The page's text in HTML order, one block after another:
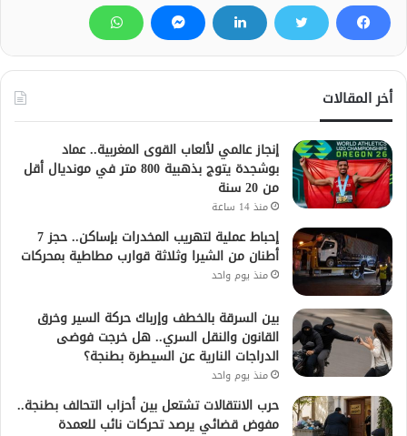
أخر المقالات
إنجاز عالمي لألعاب القوى المغربية.. عماد
بوشجدة يتوج بذهبية 800 متر في مونديال أقل
من 20 سنة
منذ 14 ساعة
إحباط عملية لتهريب المخدرات بإساكن.. حجز 7
أطنان من الشيرا وثلاثة قوارب مطاطية بمحركات
منذ يوم واحد
بين السرقة بالخطف وإرباك حركة السير وخرق
القانون والنقل السري.. هل خرجت فوضى
الدراجات النارية عن السيطرة بطنجة؟
منذ يوم واحد
حرب الانتقالات تشتعل بين أحزاب التحالف بطنجة..
مفوض قضائي يرصد تحركات نائب للعمدة